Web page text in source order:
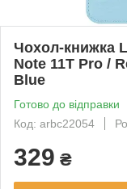
Чохол-книжка
Note 11T Pro /
Blue
Готово до відправки
Код: arbc22054
329 ₴